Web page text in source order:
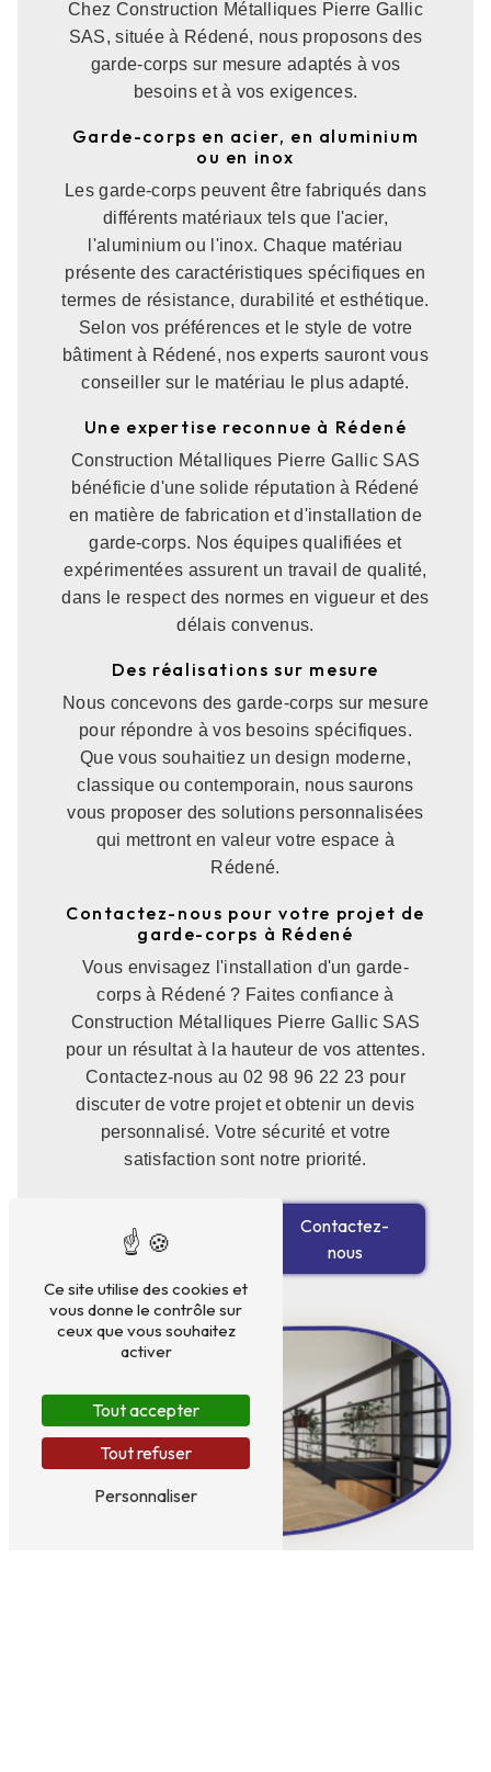
Chez Construction Métalliques Pierre Gallic
SAS, située à Rédené, nous proposons des
garde-corps sur mesure adaptés à vos
besoins et à vos exigences.
Garde-corps en acier, en aluminium
ou en inox
Les garde-corps peuvent être fabriqués dans
différents matériaux tels que l'acier,
l'aluminium ou l'inox. Chaque matériau
présente des caractéristiques spécifiques en
termes de résistance, durabilité et esthétique.
Selon vos préférences et le style de votre
bâtiment à Rédené, nos experts sauront vous
conseiller sur le matériau le plus adapté.
Une expertise reconnue à Rédené
Construction Métalliques Pierre Gallic SAS
bénéficie d'une solide réputation à Rédené
en matière de fabrication et d'installation de
garde-corps. Nos équipes qualifiées et
expérimentées assurent un travail de qualité,
dans le respect des normes en vigueur et des
délais convenus.
Des réalisations sur mesure
Nous concevons des garde-corps sur mesure
pour répondre à vos besoins spécifiques.
Que vous souhaitiez un design moderne,
classique ou contemporain, nous saurons
vous proposer des solutions personnalisées
qui mettront en valeur votre espace à
Rédené.
Contactez-nous pour votre projet de
garde-corps à Rédené
Vous envisagez l'installation d'un garde-
corps à Rédené ? Faites confiance à
Construction Métalliques Pierre Gallic SAS
pour un résultat à la hauteur de vos attentes.
Contactez-nous au 02 98 96 22 23 pour
discuter de votre projet et obtenir un devis
personnalisé. Votre sécurité et votre
satisfaction sont notre priorité.
En savoir
plus
Contactez-
nous
Ce site utilise des cookies et
vous donne le contrôle sur
ceux que vous souhaitez
activer
Tout accepter
Tout refuser
Personnaliser